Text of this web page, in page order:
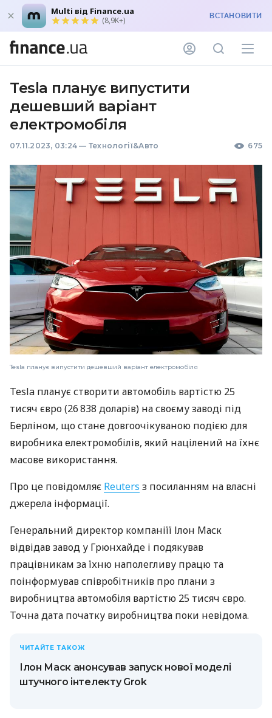
Multi від Finance.ua
(8,9K+) ВСТАНОВИТИ
Tesla планує випустити
дешевший варіант
електромобіля
07.11.2023, 03:24 — Технології&Авто 675
Tesla планує випустити дешевший варіант електромобіля
Tesla планує створити автомобіль вартістю 25
тисяч євро (26 838 доларів) на своєму заводі під
Берліном, що стане довгоочікуваною подією для
виробника електромобілів, який націлений на їхнє
масове використання.
Про це повідомляє Reuters з посиланням на власні
джерела інформації.
Генеральний директор компаніїї Ілон Маск
відвідав завод у Грюнхайде і подякував
працівникам за їхню наполегливу працю та
поінформував співробітників про плани з
виробництва автомобіля вартістю 25 тисяч євро.
Точна дата початку виробництва поки невідома.
ЧИТАЙТЕ ТАКОЖ
Ілон Маск анонсував запуск нової моделі
штучного інтелекту Grok